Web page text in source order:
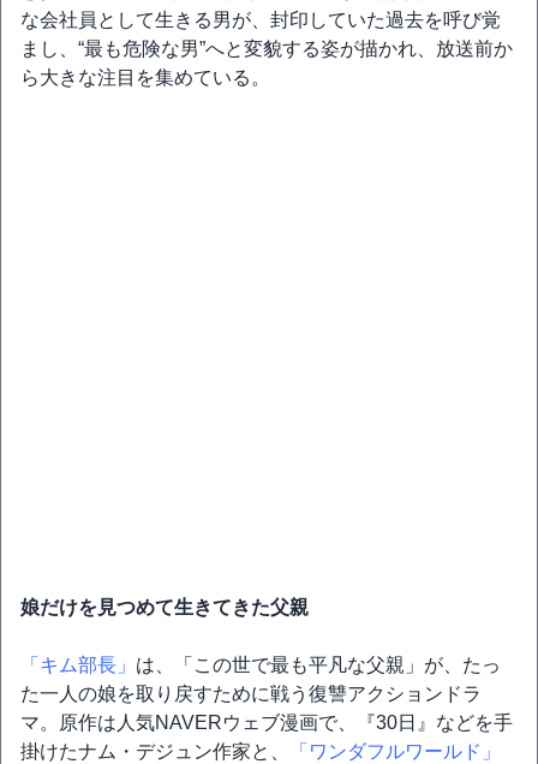
な会社員として生きる男が、封印していた過去を呼び覚
まし、“最も危険な男”へと変貌する姿が描かれ、放送前か
ら大きな注目を集めている。
娘だけを見つめて生きてきた父親
「キム部長」 は、「この世で最も平凡な父親」が、たっ
た一人の娘を取り戻すために戦う復讐アクションドラ
マ。原作は人気NAVERウェブ漫画で、『30日』などを手
掛けたナム・デジュン作家と、
「ワンダフルワールド」